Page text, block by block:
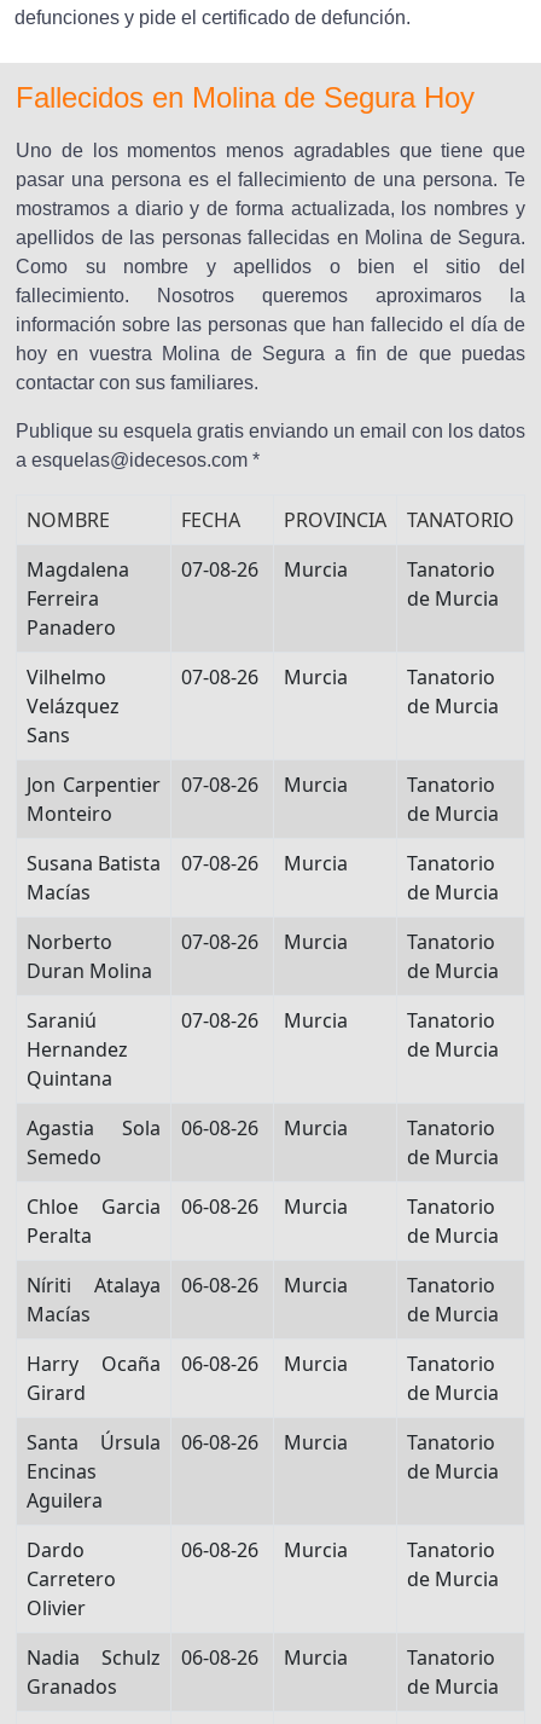
defunciones y pide el certificado de defunción.
Fallecidos en Molina de Segura Hoy
Uno de los momentos menos agradables que tiene que
pasar una persona es el fallecimiento de una persona. Te
mostramos a diario y de forma actualizada, los nombres y
apellidos de las personas fallecidas en Molina de Segura.
Como su nombre y apellidos o bien el sitio del
fallecimiento. Nosotros queremos aproximaros la
información sobre las personas que han fallecido el día de
hoy en vuestra Molina de Segura a fin de que puedas
contactar con sus familiares.
Publique su esquela gratis enviando un email con los datos
a esquelas@idecesos.com *
NOMBRE FECHA PROVINCIA
TANATORIO
Magdalena
Ferreira
Panadero
07-08-26 Murcia
Tanatorio
de Murcia
Vilhelmo
Velázquez
Sans
07-08-26 Murcia
Tanatorio
de Murcia
Jon Carpentier
Monteiro
07-08-26 Murcia
Tanatorio
de Murcia
Susana Batista
Macías
07-08-26 Murcia
Tanatorio
de Murcia
Norberto
Duran Molina
07-08-26 Murcia
Tanatorio
de Murcia
Saraniú
Hernandez
Quintana
07-08-26 Murcia
Tanatorio
de Murcia
Agastia Sola
Semedo
06-08-26 Murcia
Tanatorio
de Murcia
Chloe Garcia
Peralta
06-08-26 Murcia
Tanatorio
de Murcia
Níriti Atalaya
Macías
06-08-26 Murcia
Tanatorio
de Murcia
Harry Ocaña
Girard
06-08-26 Murcia
Tanatorio
de Murcia
Santa Úrsula
Encinas
Aguilera
06-08-26 Murcia
Tanatorio
de Murcia
Dardo
Carretero
Olivier
06-08-26 Murcia
Tanatorio
de Murcia
Nadia Schulz
Granados
06-08-26 Murcia
Tanatorio
de Murcia